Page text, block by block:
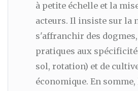
à petite échelle et la
acteurs. Il insiste sur la
s'affranchir des
pratiques aux
sol, rotation) et de
économique. En somme,